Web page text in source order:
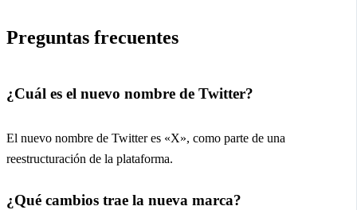
Preguntas frecuentes
¿Cuál es el nuevo nombre de Twitter?
El nuevo nombre de Twitter es «X», como parte de una
reestructuración de la plataforma.
¿Qué cambios trae la nueva marca?